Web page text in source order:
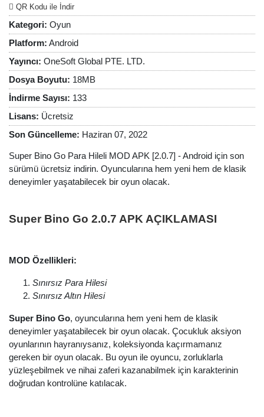
QR Kodu ile İndir
Kategori: Oyun
Platform: Android
Yayıncı: OneSoft Global PTE. LTD.
Dosya Boyutu: 18MB
İndirme Sayısı: 133
Lisans: Ücretsiz
Son Güncelleme: Haziran 07, 2022
Super Bino Go Para Hileli MOD APK [2.0.7] - Android için son
sürümü ücretsiz indirin. Oyuncularına hem yeni hem de klasik
deneyimler yaşatabilecek bir oyun olacak.
Super Bino Go 2.0.7 APK AÇIKLAMASI
MOD Özellikleri:
Sınırsız Para Hilesi
Sınırsız Altın Hilesi
Super Bino Go, oyuncularına hem yeni hem de klasik
deneyimler yaşatabilecek bir oyun olacak. Çocukluk aksiyon
oyunlarının hayranıysanız, koleksiyonda kaçırmamanız
gereken bir oyun olacak. Bu oyun ile oyuncu, zorluklarla
yüzleşebilmek ve nihai zaferi kazanabilmek için karakterinin
doğrudan kontrolüne katılacak.